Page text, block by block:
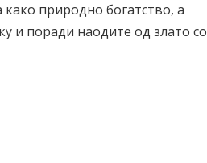
природно богатство, а
и поради наодите од злато со